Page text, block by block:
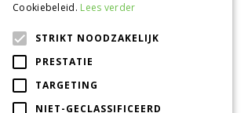
CONTACT
Tuincentrum de Oude Tol
Grintweg 360
6704 AS Wageningen
Cookiebeleid. Lees verder
STRIKT NOODZAKELIJK
PRESTATIE
TARGETING
NIET-GECLASSIFICEERD